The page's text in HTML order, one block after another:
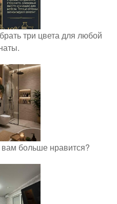
три цвета для любой
больше нравится?